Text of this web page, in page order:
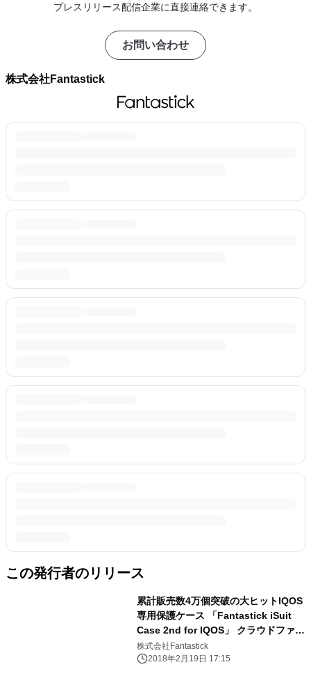
プレスリリース配信企業に直接連絡できます。
お問い合わせ
株式会社Fantastick
この発行者のリリース
累計販売数4万個突破の大ヒットIQOS
専用保護ケース 「Fantastick iSuit
Case 2nd for IQOS」 クラウドファン
ディングサイトMakuake限定カラーを
2月19日(月)10時から予約販売開始
株式会社Fantastick
2018年2月19日 17:15